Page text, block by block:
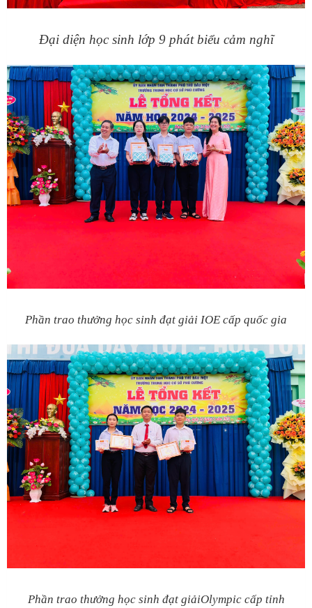
Đại diện học sinh lớp 9 phát biểu cảm nghĩ
Phần trao thưởng học sinh đạt giải IOE cấp quốc gia
Phần trao thưởng học sinh đạt giảiOlympic cấp tỉnh